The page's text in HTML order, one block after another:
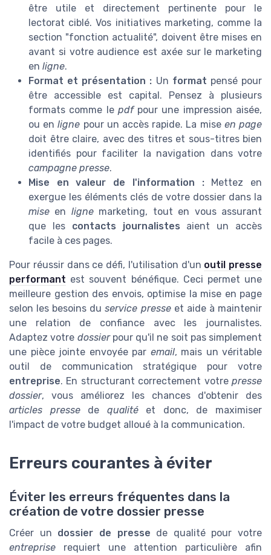
être utile et directement pertinente pour le
lectorat ciblé. Vos initiatives marketing, comme la
section "fonction actualité", doivent être mises en
avant si votre audience est axée sur le marketing
en ligne.
Format et présentation : Un format pensé pour
être accessible est capital. Pensez à plusieurs
formats comme le pdfpour une impression aisée,
ou enligne pour un accès rapide. La mise en page
doit être claire, avec des titres et sous-titres bien
identifiés pour faciliter la navigation dans votre
campagne presse.
Mise en valeur de l'information :Mettez en
exergue les éléments clés de votre dossier dans la
mise en lignemarketing, tout en vous assurant
que les contacts journalistes aient un accès
facile à ces pages.
Pour réussir dans ce défi, l'utilisation d'un outil presse
performant est souvent bénéfique. Ceci permet une
meilleure gestion des envois, optimise la mise en page
selon les besoins duservice presseet aide à maintenir
une relation de confiance avec les journalistes.
Adaptez votre dossierpour qu'il ne soit pas simplement
une pièce jointe envoyée par email, mais un véritable
outil de communication stratégique pour votre
entreprise. En structurant correctement votre presse
dossier, vous améliorez les chances d'obtenir des
articles pressede qualitéet donc, de maximiser
l'impact de votre budget alloué à la communication.
Erreurs courantes à éviter
Éviter les erreurs fréquentes dans la
création de votre dossier presse
Créer un dossier de presse de qualité pour votre
entreprise requiert une attention particulière afin